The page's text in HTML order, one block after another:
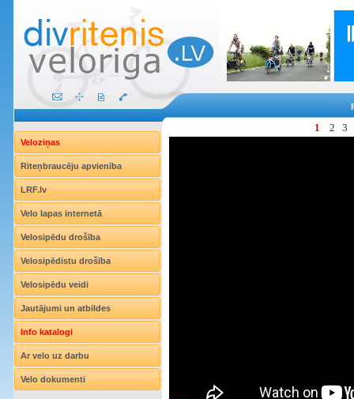
Veloziņas
Riteņbraucēju apvienība
LRF.lv
Velo lapas internetā
Velosipēdu drošība
Velosipēdistu drošība
Velosipēdu veidi
Jautājumi un atbildes
Info katalogi
Ar velo uz darbu
Velo dokumenti
1 2 3